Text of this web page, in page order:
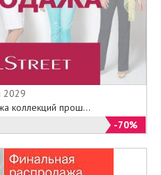
2029
коллекций прош...
-70%